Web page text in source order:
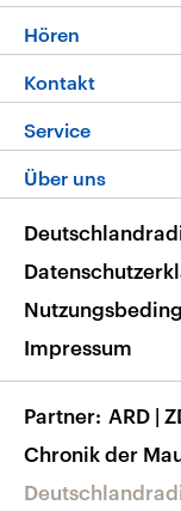
Programm
Die
Neue
Hören
Livestream
Podcasts
Kontakt
Service
FAQ
Musikliste
RSS
Über uns
Impressum
Partner ARD |
Chronik der